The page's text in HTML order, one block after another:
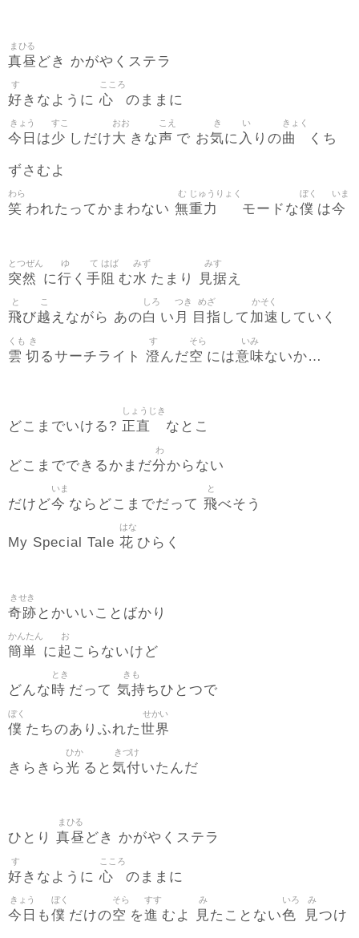
真昼
まひる
どき かがやくステラ
好
す
きなように 心
こころ
のままに
今日
きょう
は少
すこ
しだけ大
おお
きな声
こえ
で お気
き
に 入
い
りの曲
きょく
くち
ずさむよ
笑
わら
われたってかまわない 無
む
重力
じゅうりょく
モードな僕
ぼく
は今
いま
突然
とつぜん
に行
ゆ
く 手
て
阻
はば
む水
みず
たまり 見据
みす
え
飛
と
び越
こ
えながら あの白
しろ
い 月
つき
目指
めざ
して 加速
かそく
していく
雲
くも
切
き
るサーチライト 澄
す
んだ空
そら
には意味
いみ
ないか…
どこまでいける? 正直
しょうじき
なとこ
どこまでできるかまだ分
わ
からない
だけど今
いま
ならどこまでだって 飛
と
べそう
My Special Tale 花
はな
ひらく
奇跡
きせき
とかいいことばかり
簡単
かんたん
に起
お
こらないけど
どんな時
とき
だって 気持
きも
ちひとつで
僕
ぼく
たちのありふれた世界
せかい
きらきら光
ひか
ると 気付
きづけ
いたんだ
ひとり 真昼
まひる
どき かがやくステラ
好
す
きなように 心
こころ
のままに
今日
きょう
も僕
ぼく
だけの空
そら
を進
すす
むよ 見
み
たことない色
いろ
見
み
つけ